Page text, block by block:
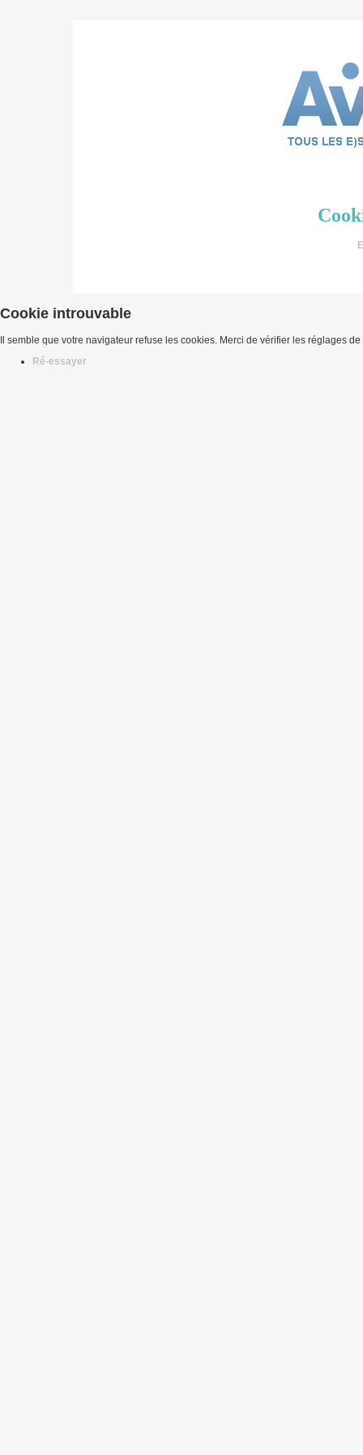
Cookie introuvable
Il semble que votre navigateur refuse les cookies. Merci de vérifier les réglages
Ré-essayer